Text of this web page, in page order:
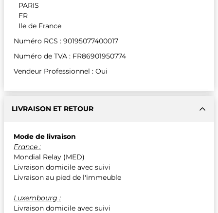
PARIS
FR
Ile de France
Numéro RCS : 90195077400017
Numéro de TVA : FR86901950774
Vendeur Professionnel : Oui
LIVRAISON ET RETOUR
Mode de livraison
France :
Mondial Relay (MED)
Livraison domicile avec suivi
Livraison au pied de l'immeuble
Luxembourg :
Livraison domicile avec suivi